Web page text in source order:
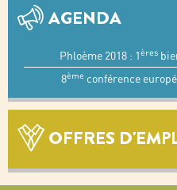
AGENDA
Phloème 2018 : 1ères
8ème conférence
OFFRES